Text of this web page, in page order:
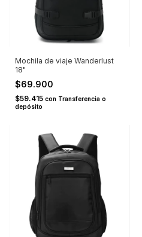
Mochila de viaje Wanderlust
18"
$69.900
$59.415 con Transferencia o
depósito